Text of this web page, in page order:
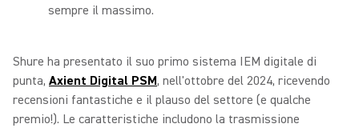
sempre il massimo.
Shure ha presentato il suo primo sistema IEM digitale di
punta, Axient Digital PSM, nell'ottobre del 2024, ricevendo
recensioni fantastiche e il plauso del settore (e qualche
premio!). Le caratteristiche includono la trasmissione